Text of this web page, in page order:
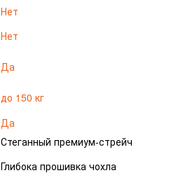
Нет
Нет
Да
до 150 кг
Да
Стеганный премиум-стрейч
Глибока прошивка чохла